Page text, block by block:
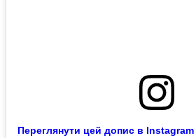
Переглянути цей допис в Instagram